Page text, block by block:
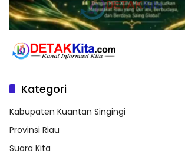
Kategori
Kabupaten Kuantan Singingi
Provinsi Riau
Suara Kita